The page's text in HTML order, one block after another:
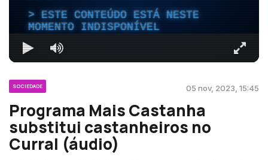
ESTE CONTEÚDO ESTÁ NESTE
MOMENTO INDISPONÍVEL
SOCIEDADE 05 nov, 2023, 15:45
Programa Mais Castanha
substitui castanheiros no
Curral (áudio)